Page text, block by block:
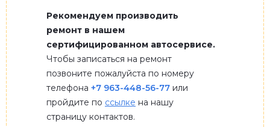
Рекомендуем производить
ремонт в нашем
сертифицированном автосервисе.
Чтобы записаться на ремонт
позвоните пожалуйста по номеру
телефона +7 963-448-56-77 или
пройдите по ссылке на нашу
страницу контактов.